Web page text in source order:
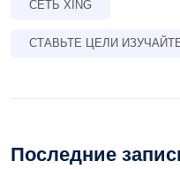
СЕТЬ XING
СТАВЬТЕ ЦЕЛИ
Последние